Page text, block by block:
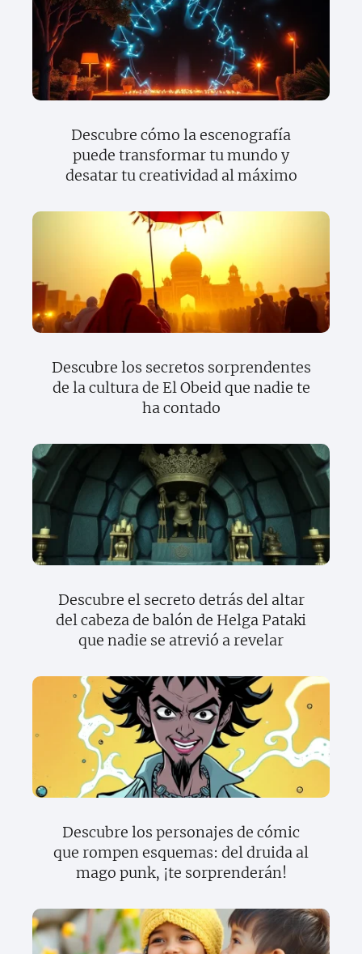
Descubre cómo la escenografía
puede transformar tu mundo y
desatar tu creatividad al máximo
Descubre los secretos sorprendentes
de la cultura de El Obeid que nadie te
ha contado
Descubre el secreto detrás del altar
del cabeza de balón de Helga Pataki
que nadie se atrevió a revelar
Descubre los personajes de cómic
que rompen esquemas: del druida al
mago punk, ¡te sorprenderán!